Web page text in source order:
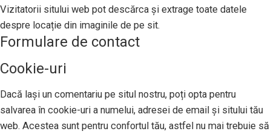
Vizitatorii sitului web pot descărca și extrage toate datele
despre locație din imaginile de pe sit.
Formulare de contact
Cookie-uri
Dacă lași un comentariu pe situl nostru, poți opta pentru
salvarea în cookie-uri a numelui, adresei de email și sitului tău
web. Acestea sunt pentru confortul tău, astfel nu mai trebuie să